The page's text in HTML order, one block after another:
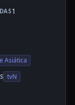
1
Asiática
tvN